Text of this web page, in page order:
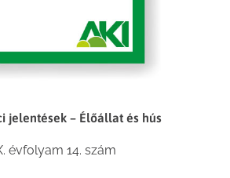
jelentések – Élőállat és hús
évfolyam 14. szám